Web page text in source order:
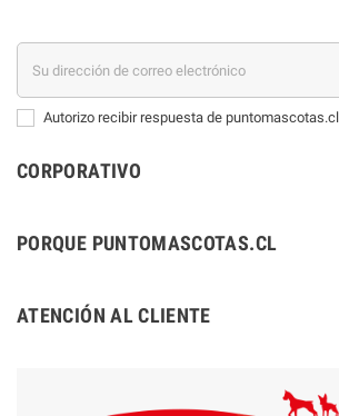
Autorizo recibir respuesta de puntomascotas.cl
CORPORATIVO
PORQUE PUNTOMASCOTAS.CL
ATENCIÓN AL CLIENTE